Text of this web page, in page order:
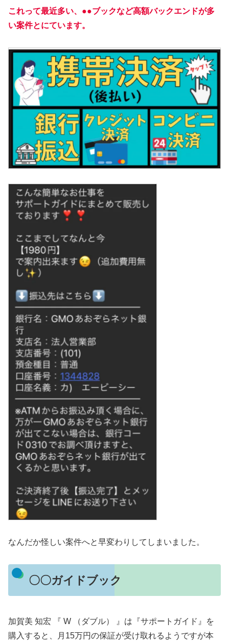
これって最近多い、●●ブックなど高額バックエンドが多
い案件とにています。
なんだか怪しい案件へと早変わりしてしまいました。
〇〇ガイドブック
加賀美 知宏 『 W （ダブル） 』は『サポートガイド』を
購入すると、月15万円の保証が受け取れるようですが本